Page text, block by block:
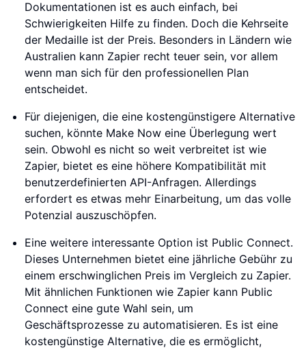
Dokumentationen ist es auch einfach, bei
Schwierigkeiten Hilfe zu finden. Doch die Kehrseite
der Medaille ist der Preis. Besonders in Ländern wie
Australien kann Zapier recht teuer sein, vor allem
wenn man sich für den professionellen Plan
entscheidet.
Für diejenigen, die eine kostengünstigere Alternative
suchen, könnte Make Now eine Überlegung wert
sein. Obwohl es nicht so weit verbreitet ist wie
Zapier, bietet es eine höhere Kompatibilität mit
benutzerdefinierten API-Anfragen. Allerdings
erfordert es etwas mehr Einarbeitung, um das volle
Potenzial auszuschöpfen.
Eine weitere interessante Option ist Public Connect.
Dieses Unternehmen bietet eine jährliche Gebühr zu
einem erschwinglichen Preis im Vergleich zu Zapier.
Mit ähnlichen Funktionen wie Zapier kann Public
Connect eine gute Wahl sein, um
Geschäftsprozesse zu automatisieren. Es ist eine
kostengünstige Alternative, die es ermöglicht,